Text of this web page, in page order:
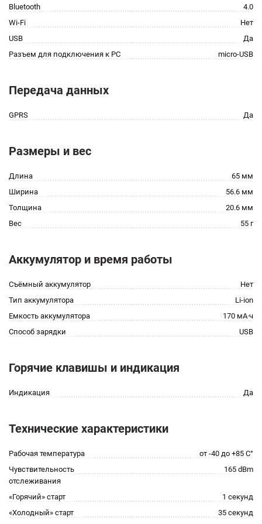
Bluetooth
4.0
Wi-Fi
Нет
USB
Да
Разъем для подключения к PC
micro-USB
Передача данных
GPRS Да
Размеры и вес
Длина
65 мм
Ширина
56.6 мм
Толщина
20.6 мм
Вес
55 г
Аккумулятор и время работы
Cъёмный аккумулятор
Нет
Тип аккумулятора
Li-ion
Емкость аккумулятора
170 мА·ч
Способ зарядки
USB
Горячие клавишы и индикация
Индикация Да
Технические характеристики
Рабочая температура
от -40 до +85 С°
Чувствительность
отслеживания
165 dBm
«Горячий» старт
1 секунд
«Холодный» старт
35 секунд